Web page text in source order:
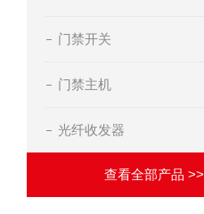
门禁开关
门禁主机
光纤收发器
查看全部产品 >>